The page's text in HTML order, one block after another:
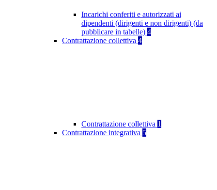
Incarichi conferiti e autorizzati ai
dipendenti (dirigenti e non dirigenti) (da
pubblicare in tabelle) 4
Contrattazione collettiva 4
Contrattazione collettiva 1
Contrattazione integrativa 5